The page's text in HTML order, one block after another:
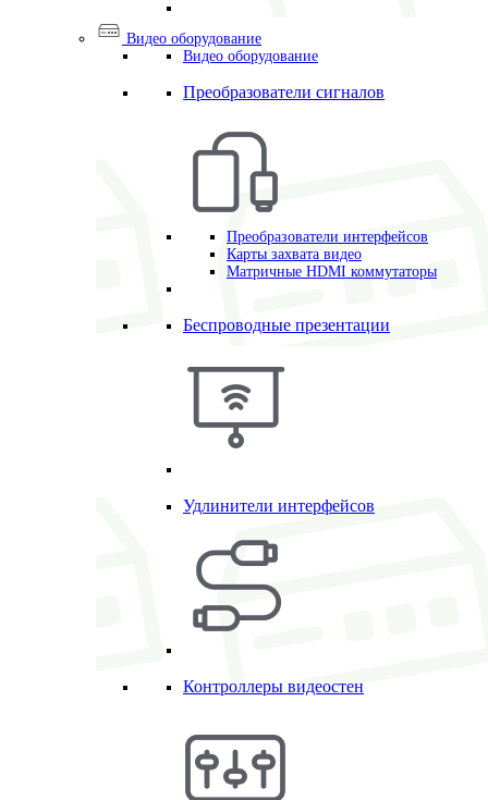
Видео оборудование
Видео оборудование
Преобразователи сигналов
Преобразователи интерфейсов
Карты захвата видео
Матричные HDMI коммутаторы
Беспроводные презентации
Удлинители интерфейсов
Контроллеры видеостен